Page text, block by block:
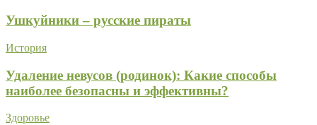
Ушкуйники – русские пираты
История
Удаление невусов (родинок): Какие способы
наиболее безопасны и эффективны?
Здоровье